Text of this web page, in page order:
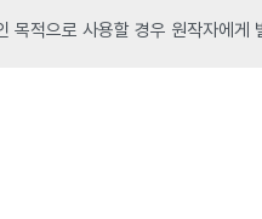
목적으로 사용할 경우 원작자에게